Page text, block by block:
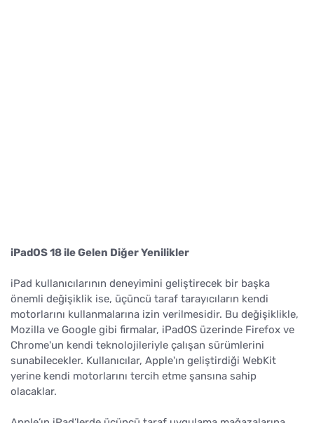
iPadOS 18 ile Gelen Diğer Yenilikler
iPad kullanıcılarının deneyimini geliştirecek bir başka
önemli değişiklik ise, üçüncü taraf tarayıcıların kendi
motorlarını kullanmalarına izin verilmesidir. Bu değişiklikle,
Mozilla ve Google gibi firmalar, iPadOS üzerinde Firefox ve
Chrome'un kendi teknolojileriyle çalışan sürümlerini
sunabilecekler. Kullanıcılar, Apple'ın geliştirdiği WebKit
yerine kendi motorlarını tercih etme şansına sahip
olacaklar.